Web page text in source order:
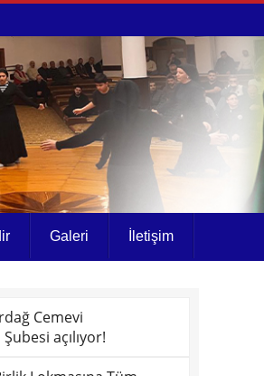
Galeri İletişim
Cemevi
açılıyor!